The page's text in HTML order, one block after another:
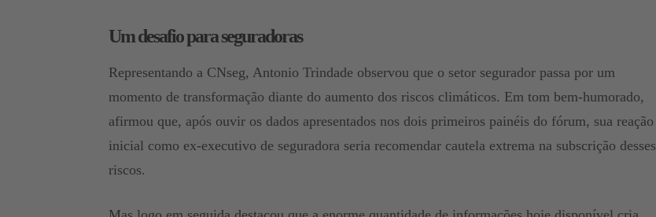
Um desafio para seguradoras
Representando a CNseg, Antonio Trindade observou que o setor segurador passa por um
momento de transformação diante do aumento dos riscos climáticos. Em tom bem-humorado,
afirmou que, após ouvir os dados apresentados nos dois primeiros painéis do fórum, sua reação
inicial como ex-executivo de seguradora seria recomendar cautela extrema na subscrição desses
riscos.